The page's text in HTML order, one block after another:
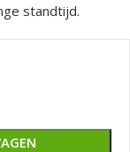
standtijd.